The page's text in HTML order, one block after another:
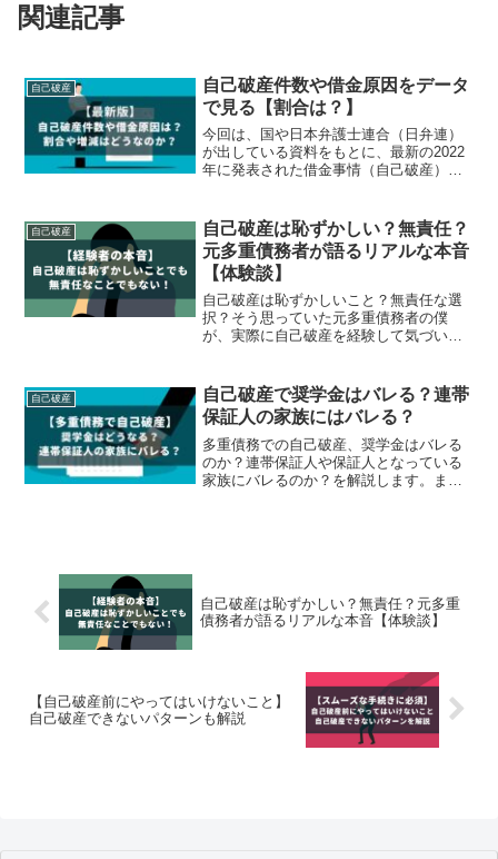
関連記事
自己破産
自己破産件数や借金原因をデータ
で見る【割合は？】
今回は、国や日本弁護士連合（日弁連）
が出している資料をもとに、最新の2022
年に発表された借金事情（自己破産）を
した！最新の自己破産件数や借金原因を
データで見て、その割合や増減も紹介し
ます。僕は正直、自己破産者ってこんな
にいるんだと驚きました！
自己破産
自己破産は恥ずかしい？無責任？
元多重債務者が語るリアルな本音
【体験談】
自己破産は恥ずかしいこと？無責任な選
択？そう思っていた元多重債務者の僕
が、実際に自己破産を経験して気づいた
談として赤裸々に語ります。法律的な根
拠や、周囲の反応、相談したときのリア
ルな流れなどもあわせて紹介。
自己破産
自己破産で奨学金はバレる？連帯
保証人の家族にはバレる？
多重債務での自己破産、奨学金はバレる
のか？連帯保証人や保証人となっている
家族にバレるのか？を解説します。また
自己破産は恥ずかしい？無責任？元多重
債務者が語るリアルな本音【体験談】
【自己破産前にやってはいけないこと】
自己破産できないパターンも解説